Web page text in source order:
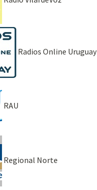
Radios Online Uruguay
RAU
Regional Norte